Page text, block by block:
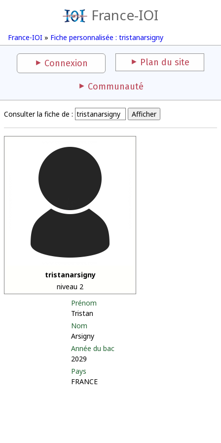
France-IOI
France-IOI » Fiche personnalisée : tristanarsigny
Connexion Plan du site
Communauté
Consulter la fiche de :
tristanarsigny
niveau 2
Prénom
Tristan
Nom
Arsigny
Année du bac
2029
Pays
FRANCE